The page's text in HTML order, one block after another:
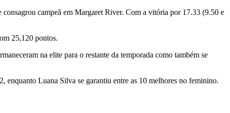
campeã em Margaret River. Com a vitória por 17.33 (9.50 e
25,120 pontos.
na elite para o restante da temporada como também se
Luana Silva se garantiu entre as 10 melhores no feminino.